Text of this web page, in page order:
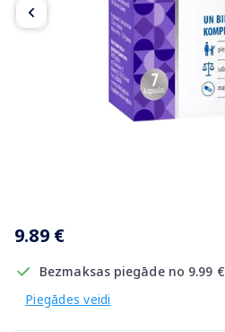
9.89 €
Bezmaksas piegāde no 9.99 €
Piegādes veidi